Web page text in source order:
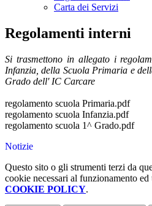
Carta dei Servizi
Regolamenti interni
Si trasmettono in allegato i
Infanzia, della Scuola Primaria e
Grado dell' IC Carcare
regolamento scuola Primaria.pdf
regolamento scuola Infanzia.pdf
regolamento scuola 1^ Grado.pdf
Notizie
Questo sito o gli strumenti terzi da
cookie necessari al funzionamento
COOKIE POLICY.